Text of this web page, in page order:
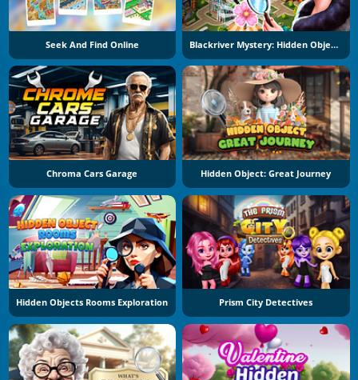
Seek And Find Online Blackriver Mystery: Hidden Objects
Chroma Cars Garage Hidden Object: Great Journey
Hidden Objects Rooms Exploration Prism City Detectives